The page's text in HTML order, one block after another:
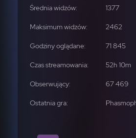
1377
2462
71 845
67 469